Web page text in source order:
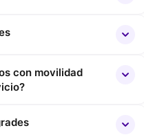
con movilidad